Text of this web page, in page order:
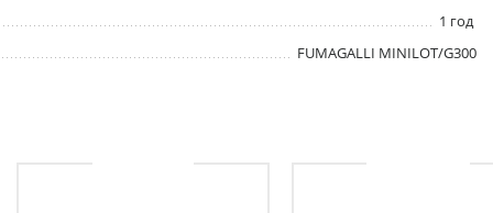
1 год
FUMAGALLI MINILOT/G300